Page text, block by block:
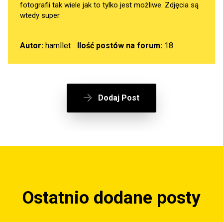
fotografii tak wiele jak to tylko jest możliwe. Zdjęcia są
wtedy super.
Autor: hamllet Ilość postów na forum:18
Dodaj Post
Ostatnio dodane posty